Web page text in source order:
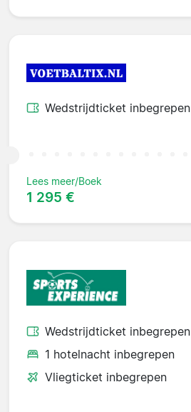
Wedstrijdticket inbegrepen
Lees meer/Boek
1 295 €
Wedstrijdticket inbegrepen
1 hotelnacht inbegrepen
Vliegticket inbegrepen